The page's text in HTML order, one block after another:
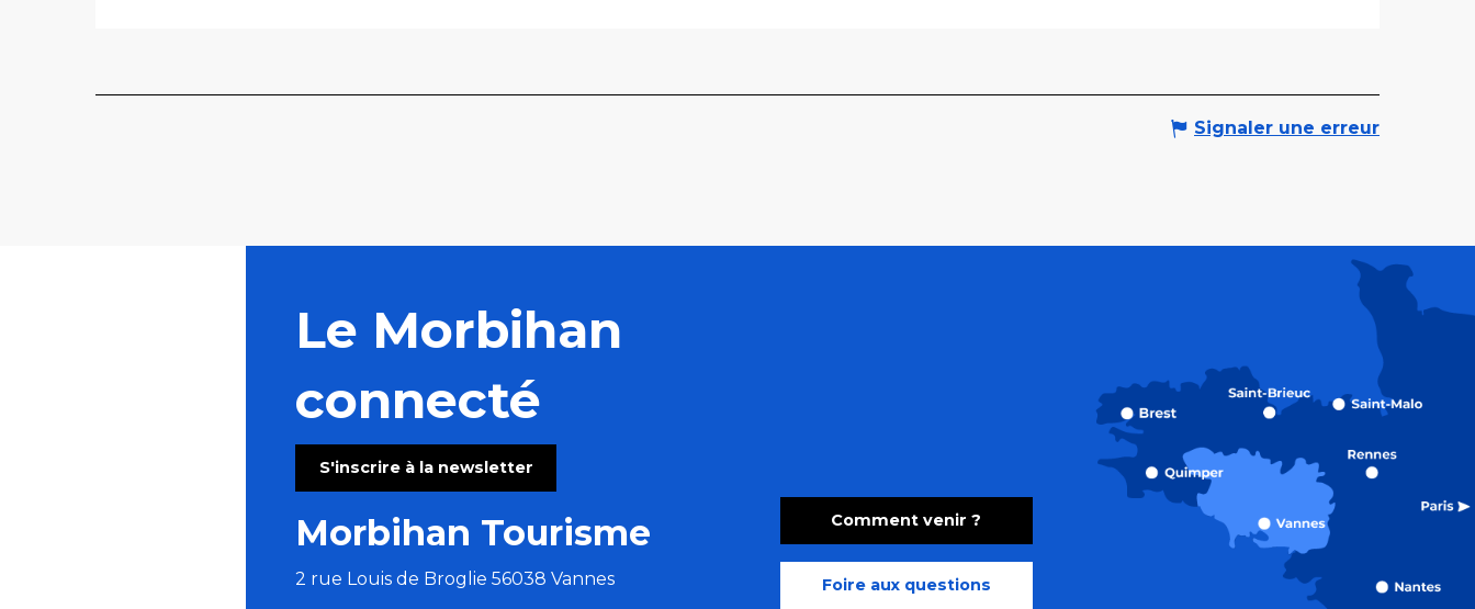
Signaler une erreur
Le Morbihan
connecté
S'inscrire à la newsletter
Morbihan Tourisme
2 rue Louis de Broglie 56038 Vannes
Comment venir ?
Foire aux questions